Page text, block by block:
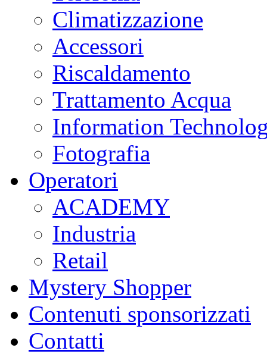
Climatizzazione
Accessori
Riscaldamento
Trattamento Acqua
Information
Fotografia
Operatori
ACADEMY
Industria
Retail
Mystery Shopper
Contenuti sponsorizzati
Contatti